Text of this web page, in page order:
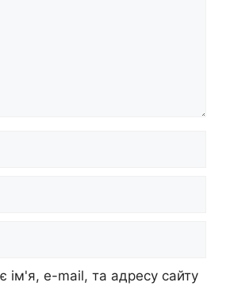
ім'я, e-mail, та адресу сайту